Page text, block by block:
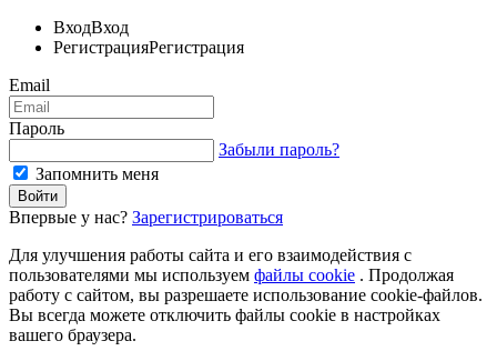
ВходВход
РегистрацияРегистрация
Email
Пароль
Забыли пароль?
Запомнить меня
Впервые у нас? Зарегистрироваться
Для улучшения работы сайта и его взаимодействия с
пользователями мы используем файлы cookie . Продолжая
работу с сайтом, вы разрешаете использование cookie-файлов.
Вы всегда можете отключить файлы cookie в настройках
вашего браузера.